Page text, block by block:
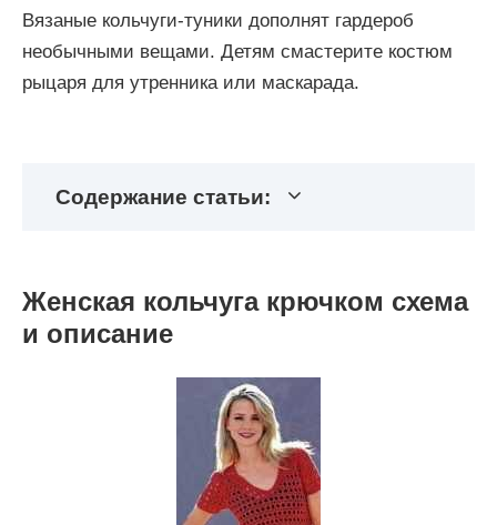
Вязаные кольчуги-туники дополнят гардероб
необычными вещами. Детям смастерите костюм
рыцаря для утренника или маскарада.
Содержание статьи:
Женская кольчуга крючком схема
и описание